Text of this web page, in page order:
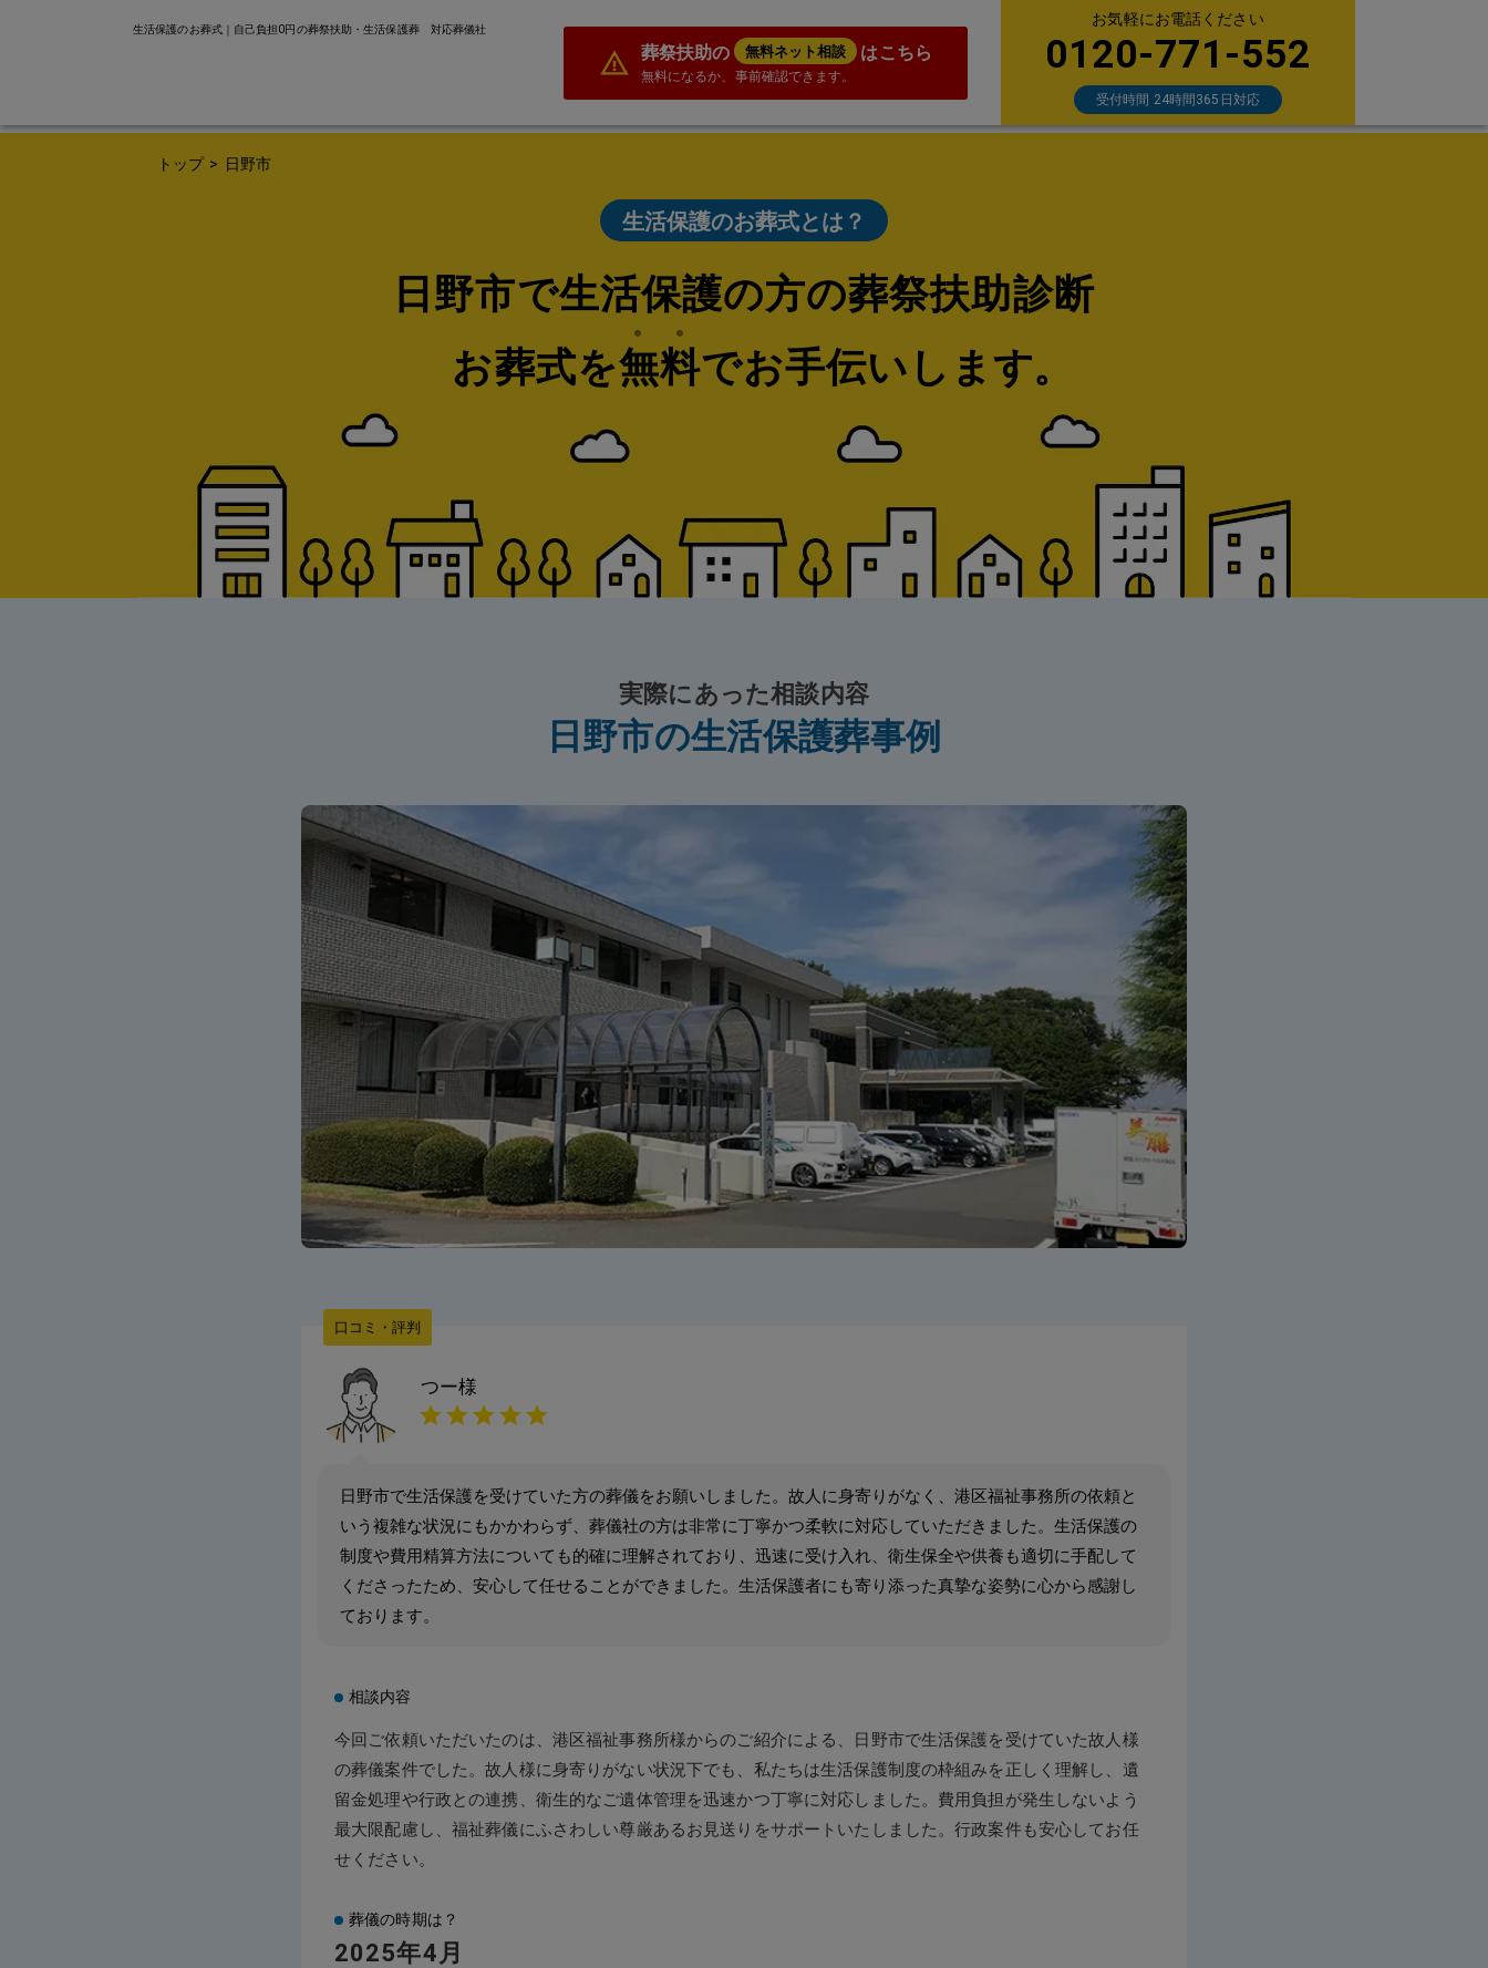
生活保護のお葬式｜自己負担0円の葬祭扶助・生活保護葬 対応葬儀社
葬祭扶助の 無料ネット相談 はこちら
無料になるか、事前確認できます。
お気軽にお電話ください
0120-771-552
受付時間 24時間365日対応
トップ > 日野市
生活保護のお葬式とは？
日野市で生活保護の方の葬祭扶助診断
お葬式を無料でお手伝いします
実際にあった相談内容
日野市の生活保護葬事例
口コミ・評判
つー様
日野市で生活保護を受けていた方の葬儀をお願いしました。故人に身寄りがなく、港区福祉事務所の依頼と
いう複雑な状況にもかかわらず、葬儀社の方は非常に丁寧かつ柔軟に対応していただきました。生活保護の
制度や費用精算方法についても的確に理解されており、迅速に受け入れ、衛生保全や供養も適切に手配して
くださったため、安心して任せることができました。生活保護者にも寄り添った真摯な姿勢に心から感謝し
ております。
相談内容
今回ご依頼いただいたのは、港区福祉事務所様からのご紹介による、日野市で生活保護を受けていた故人様
の葬儀案件でした。故人様に身寄りがない状況下でも、私たちは生活保護制度の枠組みを正しく理解し、遺
留金処理や行政との連携、衛生的なご遺体管理を迅速かつ丁寧に対応しました。費用負担が発生しないよう
最大限配慮し、福祉葬儀にふさわしい尊厳あるお見送りをサポートいたしました。行政案件も安心してお任
せください。
葬儀の時期は？
2025年4月